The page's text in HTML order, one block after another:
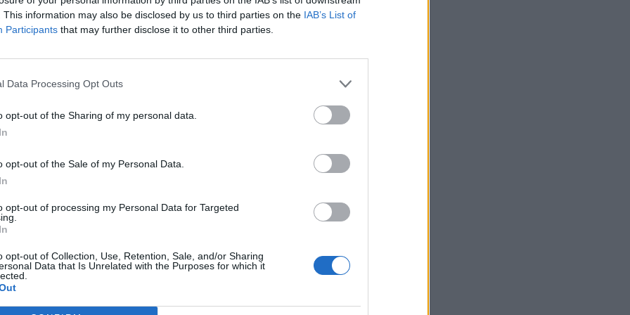
This information may also be disclosed by us to third parties on the IAB’s List of
Participants that may further disclose it to other third parties.
Data Processing Opt Outs
opt-out of the Sharing of my personal data.
opt-out of the Sale of my Personal Data.
opt-out of processing my Personal Data for Targeted
opt-out of Collection, Use, Retention, Sale, and/or Sharing
Data that Is Unrelated with the Purposes for which it
ανθρώπους και ότι δεν μπορούμε να γίνουμε
λόγο προσεγγίζουμε το συγκεκριμένο ζήτημα
του τμήματος News Feed του
χειρότερα των χειρότερων, στις ξεκάθαρες
δικό τους κέρδος και στη συμμετοχή τόσο